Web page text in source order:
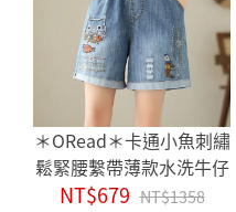
＊ORead＊卡通小魚刺繡
鬆緊腰繫帶薄款水洗牛仔
破洞短褲(藍色M~XL)
NT$679 NT$1358